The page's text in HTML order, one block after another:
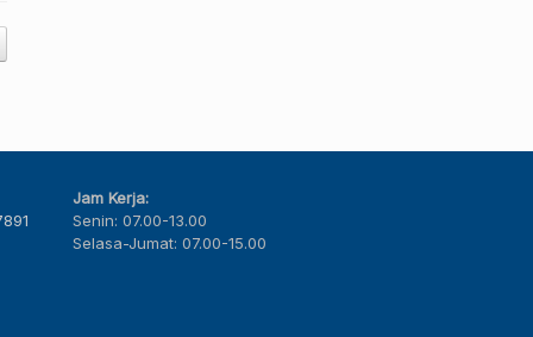
Jam Kerja:
Senin: 07.00-13.00
Selasa-Jumat: 07.00-15.00